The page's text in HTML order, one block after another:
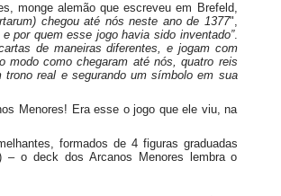
monge alemão que escreveu em Brefeld,
chegou até nós neste ano de 1377",
e por quem esse jogo havia sido inventado”.
de maneiras diferentes, e jogam com
como chegaram até nós, quatro reis
real e segurando um símbolo em sua
Menores! Era esse o jogo que ele viu, na
formados de 4 figuras graduadas
– o deck dos Arcanos Menores lembra o